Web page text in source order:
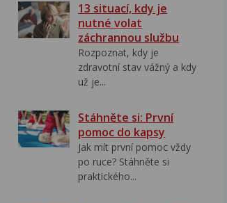
13 situací, kdy je
nutné volat
záchrannou službu
Rozpoznat, kdy je
zdravotní stav vážný a kdy
už je...
Stáhněte si: První
pomoc do kapsy
Jak mít první pomoc vždy
po ruce? Stáhněte si
praktického...